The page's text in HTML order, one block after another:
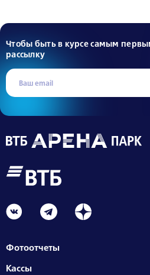
Чтобы быть в курсе самым
рассылку
Фотоотчеты
Кассы